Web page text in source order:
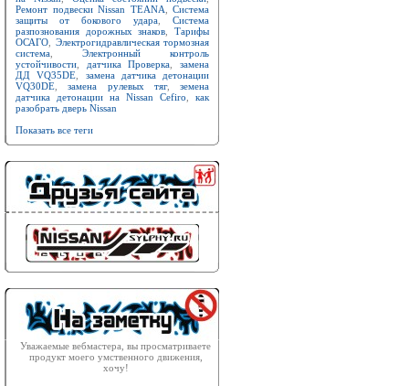
Ремонт подвески Nissan TEANA
Система
защиты от бокового удара
Система
разпознования дорожных знаков ,Тарифы
ОСАГО
Электрогидравлическая тормозная
система
Электронный контроль
устойчивости
датчика Проверка ,замена
ДД VQ35DE
замена датчика детонации
VQ30DE ,замена рулевых тяг, земена
датчика детонации на Nissan Cefiro
как
разобрать дверь Nissan
Показать все теги
Уважаемые вебмастера, вы просматриваете
продукт моего умственного движения,
хочу!